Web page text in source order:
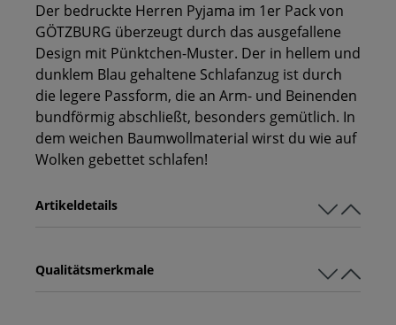
Der bedruckte Herren Pyjama im 1er Pack von
GÖTZBURG überzeugt durch das ausgefallene
Design mit Pünktchen-Muster. Der in hellem und
dunklem Blau gehaltene Schlafanzug ist durch
die legere Passform, die an Arm- und Beinenden
bundförmig abschließt, besonders gemütlich. In
dem weichen Baumwollmaterial wirst du wie auf
Wolken gebettet schlafen!
Qualitätsmerkmale
Artikeldetails